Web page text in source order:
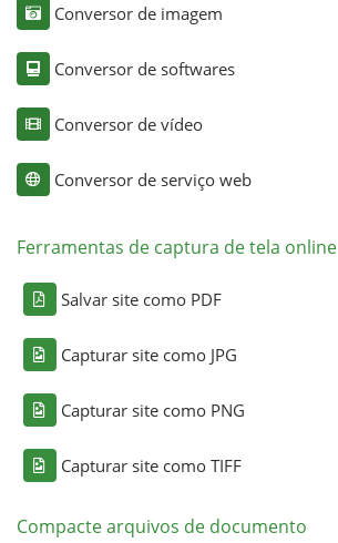
Conversor de imagem
Conversor de softwares
Conversor de vídeo
Conversor de serviço web
Ferramentas de captura de tela online
Salvar site como PDF
Capturar site como JPG
Capturar site como PNG
Capturar site como TIFF
Compacte arquivos de documento